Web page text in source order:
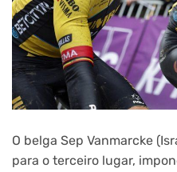
O belga Sep Vanmarcke
para o terceiro lugar,